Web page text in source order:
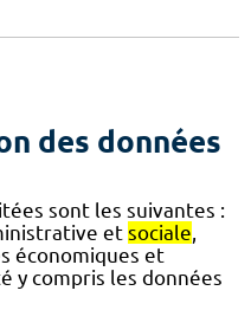
des données
sont les suivantes :
et sociale,
économiques et
y compris les données